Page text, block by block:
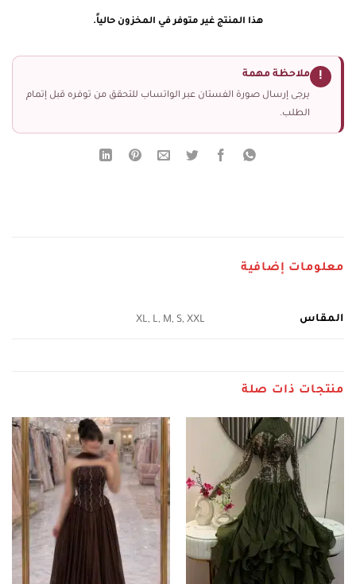
هذا المنتج غير متوفر في المخزون حالياً.
! ملاحظة مهمة
يرجى إرسال صورة الفستان عبر الواتساب للتحقق من توفره قبل إتمام
الطلب.
معلومات إضافية
المقاس XL, L, M, S, XXL
منتجات ذات صلة